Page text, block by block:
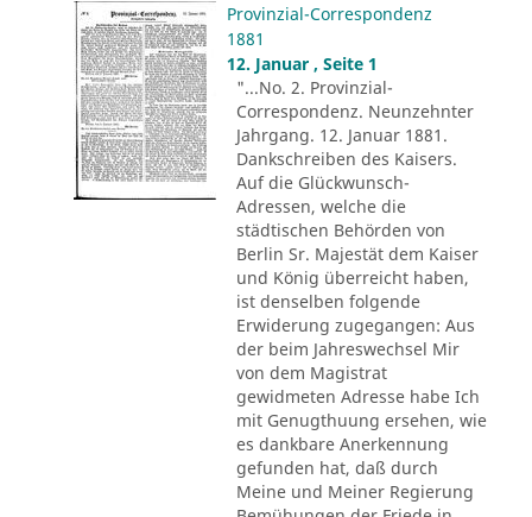
Provinzial-Correspondenz
1881
12. Januar , Seite 1
"...No. 2. Provinzial-
Correspondenz. Neunzehnter
Jahrgang. 12. Januar 1881.
Dankschreiben des Kaisers.
Auf die Glückwunsch-
Adressen, welche die
städtischen Behörden von
Berlin Sr. Majestät dem Kaiser
und König überreicht haben,
ist denselben folgende
Erwiderung zugegangen: Aus
der beim Jahreswechsel Mir
von dem Magistrat
gewidmeten Adresse habe Ich
mit Genugthuung ersehen, wie
es dankbare Anerkennung
gefunden hat, daß durch
Meine und Meiner Regierung